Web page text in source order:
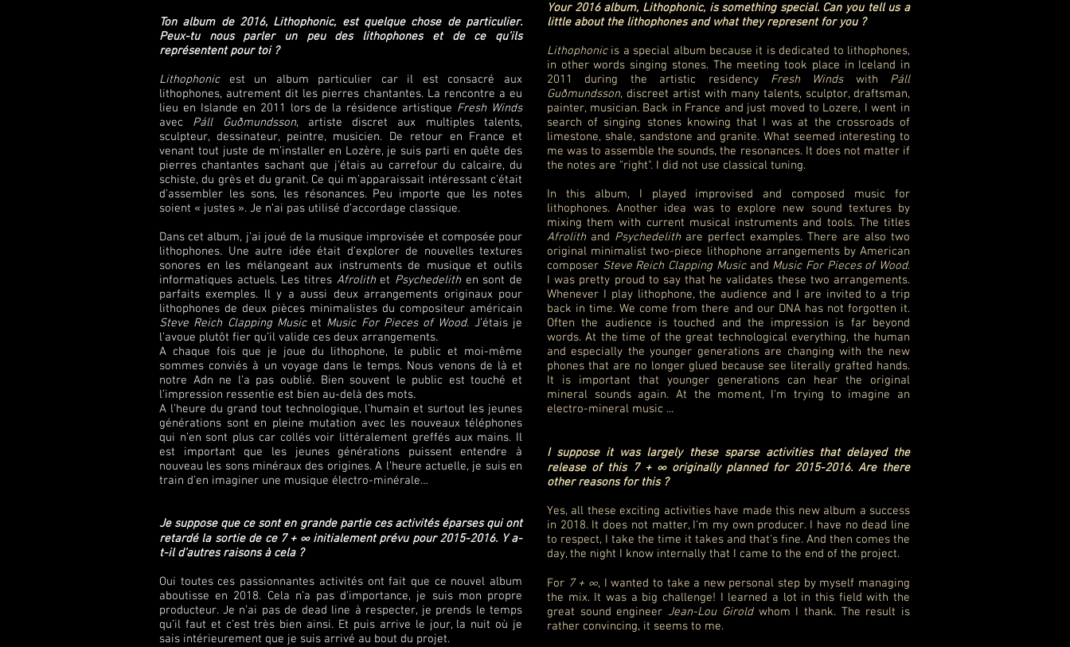
Ton album de 2016, Lithophonic, est quelque chose de particulier.
Peux-tu nous parler un peu des lithophones et de ce qu’ils
représentent pour toi ?
Lithophonicest un album particulier car il est consacré aux
lithophones, autrement dit les pierres chantantes. La rencontre a eu
lieu en Islande en 2011 lors de la résidence artistique Fresh Winds
avec Páll Guðmundsson, artiste discret aux multiples talents,
sculpteur, dessinateur, peintre, musicien. De retour en France et
venant tout juste de m’installer en Lozère, je suis parti en quête des
pierres chantantes sachant que j’étais au carrefour du calcaire, du
schiste, du grès et du granit. Ce qui m’apparaissait intéressant c’était
d’assembler les sons, les résonances. Peu importe que les notes
soient « justes ». Je n’ai pas utilisé d’accordage classique.
Dans cet album, j’ai joué de la musique improvisée et composée pour
lithophones. Une autre idée était d’explorer de nouvelles textures
sonores en les mélangeant aux instruments de musique et outils
informatiques actuels. Les titres Afrolithet Psychedelith en sont de
parfaits exemples. Il y a aussi deux arrangements originaux pour
lithophones de deux pièces minimalistes du compositeur américain
Steve Reich Clapping Musicet Music For Pieces of Wood. J’étais je
l’avoue plutôt fier qu’il valide ces deux arrangements.
A chaque fois que je joue du lithophone, le public et moi-même
sommes conviés à un voyage dans le temps. Nous venons de là et
notre Adn ne l’a pas oublié. Bien souvent le public est touché et
l’impression ressentie est bien au-delà des mots.
A l’heure du grand tout technologique, l’humain et surtout les jeunes
générations sont en pleine mutation avec les nouveaux téléphones
qui n’en sont plus car collés voir littéralement greffés aux mains. Il
est important que les jeunes générations puissent entendre à
nouveau les sons minéraux des origines. A l’heure actuelle, je suis en
train d’en imaginer une musique électro-minérale…
Je suppose que ce sont en grande partie ces activités éparses qui ont
retardé la sortie de ce 7 + ∞ initialement prévu pour 2015-2016. Y a-
t-il d’autres raisons à cela ?
Oui toutes ces passionnantes activités ont fait que ce nouvel album
aboutisse en 2018. Cela n’a pas d’importance, je suis mon propre
producteur. Je n’ai pas de dead line à respecter, je prends le temps
qu’il faut et c’est très bien ainsi. Et puis arrive le jour, la nuit où je
sais intérieurement que je suis arrivé au bout du projet.
Your 2016 album, Lithophonic, is something special. Can you tell us a
little about the lithophones and what they represent for you ?
Lithophonicis a special album because it is dedicated to lithophones,
in other words singing stones. The meeting took place in Iceland in
2011 during the artistic residency Fresh Windswith Páll
Guðmundsson, discreet artist with many talents, sculptor, draftsman,
painter, musician. Back in France and just moved to Lozere, I went in
search of singing stones knowing that I was at the crossroads of
limestone, shale, sandstone and granite. What seemed interesting to
me was to assemble the sounds, the resonances. It does not matter if
the notes are "right". I did not use classical tuning.
In this album, I played improvised and composed music for
lithophones. Another idea was to explore new sound textures by
mixing them with current musical instruments and tools. The titles
Afrolith and Psychedelith are perfect examples. There are also two
original minimalist two-piece lithophone arrangements by American
composer Steve Reich Clapping Musicand Music For Pieces of Wood.
I was pretty proud to say that he validates these two arrangements.
Whenever I play lithophone, the audience and I are invited to a trip
back in time. We come from there and our DNA has not forgotten it.
Often the audience is touched and the impression is far beyond
words. At the time of the great technological everything, the human
and especially the younger generations are changing with the new
phones that are no longer glued because see literally grafted hands.
It is important that younger generations can hear the original
mineral sounds again. At the moment, I'm trying to imagine an
electro-mineral music ...
I suppose it was largely these sparse activities that delayed the
release of this 7 + ∞ originally planned for 2015-2016. Are there
other reasons for this ?
Yes, all these exciting activities have made this new album a success
in 2018. It does not matter, I'm my own producer. I have no dead line
to respect, I take the time it takes and that's fine. And then comes the
day, the night I know internally that I came to the end of the project.
For 7 + ∞, I wanted to take a new personal step by myself managing
the mix. It was a big challenge! I learned a lot in this field with the
great sound engineer Jean-Lou Giroldwhom I thank. The result is
rather convincing, it seems to me.